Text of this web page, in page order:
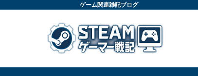
ゲーム関連雑記ブログ